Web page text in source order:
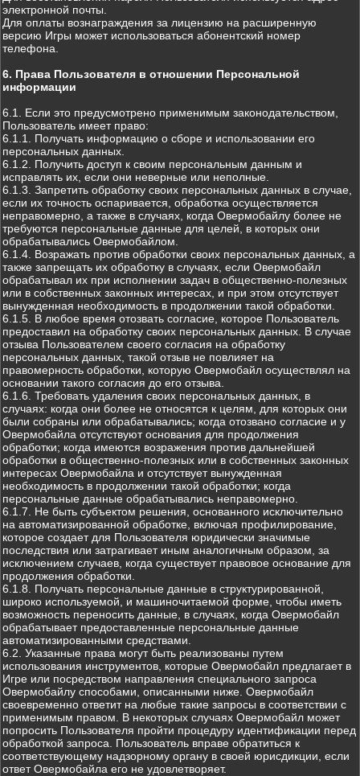
электронной почты.
Для оплаты вознаграждения за лицензию на расширенную
версию Игры может использоваться абонентский номер
телефона.
6. Права Пользователя в отношении Персональной
информации
6.1. Если это предусмотрено применимым законодательством,
Пользователь имеет право:
6.1.1. Получать информацию о сборе и использовании его
персональных данных.
6.1.2. Получить доступ к своим персональным данным и
исправлять их, если они неверные или неполные.
6.1.3. Запретить обработку своих персональных данных в случае,
если их точность оспаривается, обработка осуществляется
неправомерно, а также в случаях, когда Овермобайлу более не
требуются персональные данные для целей, в которых они
обрабатывались Овермобайлом.
6.1.4. Возражать против обработки своих персональных данных, а
также запрещать их обработку в случаях, если Овермобайл
обрабатывал их при исполнении задач в общественно-полезных
или в собственных законных интересах, и при этом отсутствует
вынужденная необходимость в продолжении такой обработки.
6.1.5. В любое время отозвать согласие, которое Пользователь
предоставил на обработку своих персональных данных. В случае
отзыва Пользователем своего согласия на обработку
персональных данных, такой отзыв не повлияет на
правомерность обработки, которую Овермобайл осуществлял на
основании такого согласия до его отзыва.
6.1.6. Требовать удаления своих персональных данных, в
случаях: когда они более не относятся к целям, для которых они
были собраны или обрабатывались; когда отозвано согласие и у
Овермобайла отсутствуют основания для продолжения
обработки; когда имеются возражения против дальнейшей
обработки в общественно-полезных или в собственных законных
интересах Овермобайла и отсутствует вынужденная
необходимость в продолжении такой обработки; когда
персональные данные обрабатывались неправомерно.
6.1.7. Не быть субъектом решения, основанного исключительно
на автоматизированной обработке, включая профилирование,
которое создает для Пользователя юридически значимые
последствия или затрагивает иным аналогичным образом, за
исключением случаев, когда существует правовое основание для
продолжения обработки.
6.1.8. Получать персональные данные в структурированной,
широко используемой, и машиночитаемой форме, чтобы иметь
возможность переносить данные, в случаях, когда Овермобайл
обрабатывает предоставленные персональные данные
автоматизированными средствами.
6.2. Указанные права могут быть реализованы путем
использования инструментов, которые Овермобайл предлагает в
Игре или посредством направления специального запроса
Овермобайлу способами, описанными ниже. Овермобайл
своевременно ответит на любые такие запросы в соответствии с
применимым правом. В некоторых случаях Овермобайл может
попросить Пользователя пройти процедуру идентификации перед
обработкой запроса. Пользователь вправе обратиться к
соответствующему надзорному органу в своей юрисдикции, если
ответ Овермобайла его не удовлетворяет.